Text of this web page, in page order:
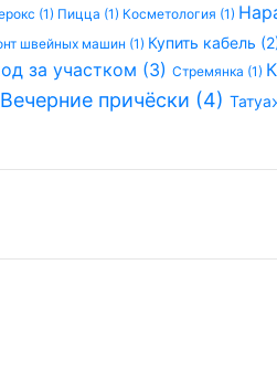
(1) Пицца (1) Косметология (1)
швейных машин (1) Купить кабель
за участком (3) Стремянка (1)
Вечерние причёски (4)